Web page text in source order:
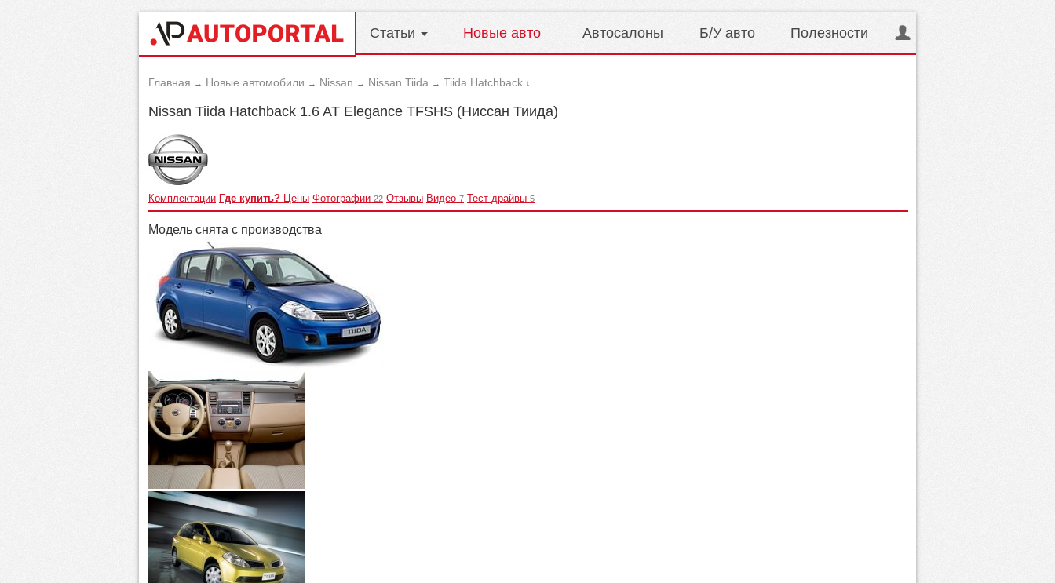
Статьи Новые авто Автосалоны Б/У авто Полезности
Главная → Новые автомобили → Nissan → Nissan Tiida → Tiida Hatchback ↓
Nissan Tiida Hatchback 1.6 AT Elegance TFSHS (Ниссан Тиида)
Комплектации Где купить? Цены Фотографии 22 Отзывы Видео 7 Тест-драйвы 5
Модель снята с производства